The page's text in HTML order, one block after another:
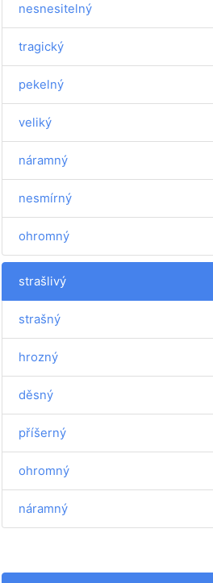
nesnesitelný
tragický
pekelný
veliký
náramný
nesmírný
ohromný
strašlivý
strašný
hrozný
děsný
příšerný
ohromný
náramný